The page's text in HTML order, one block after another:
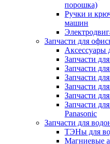
порошка)
Ручки и
машин
Запчасти для
Аксессуары
Запчасти
Запчасти
Запчасти
Запчасти
Запчасти
Запчасти
Panasonic
Запчасти для
ТЭНы для
Магниевые